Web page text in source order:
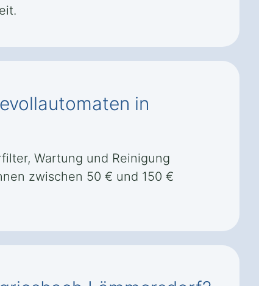
in
Wartung und Reinigung
zwischen 50 € und 150 €